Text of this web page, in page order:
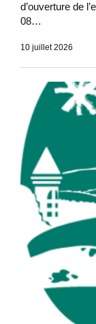
d’ouverture de
08…
10 juillet 2026